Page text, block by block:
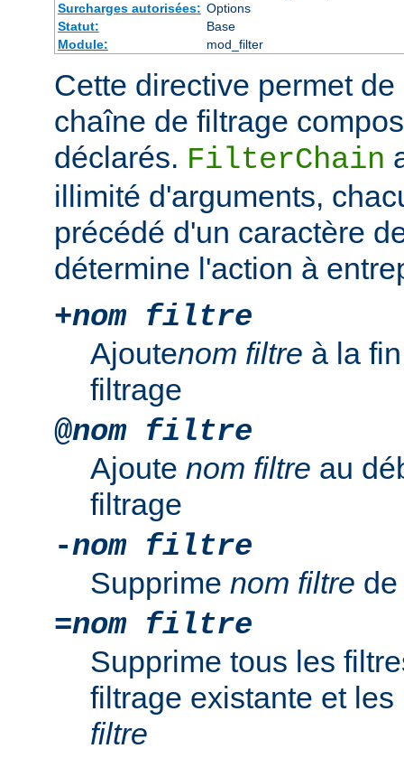
Surcharges autorisées: Options
Statut:
Base
Module:
mod_filter
Cette directive permet
chaîne de filtrage
déclarés. FilterChain
illimité d'arguments,
précédé d'un caractère
détermine l'action à
+nom filtre
Ajoutenom filtre à la
filtrage
@nom filtre
Ajoute nom filtre au
filtrage
-nom filtre
Supprime nom filtre
=nom filtre
Supprime tous les
filtrage existante et
filtre